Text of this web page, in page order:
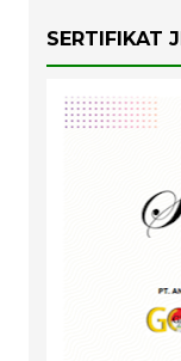
SERTIFIKAT